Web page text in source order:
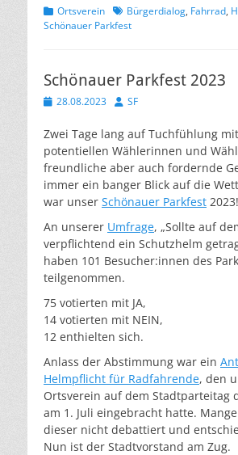
Kategorien
Ortsverein Schlagworte
Bürgerdialog, Fahrrad,
Schönauer Parkfest
Schönauer Parkfest 2023
Veröffentlicht
28.08.2023 Autor
SF
Zwei Tage lang auf Tuchfühlung
potentiellen Wählerinnen und
freundliche aber auch fordernde
immer ein banger Blick auf die
war unser Schönauer Parkfest 2023!
An unserer Umfrage, „Sollte auf
verpflichtend ein Schutzhelm
haben 101 Besucher:innen des
teilgenommen.
75 votierten mit JA,
14 votierten mit NEIN,
12 enthielten sich.
Anlass der Abstimmung war ein
Helmpflicht für Radfahrende, den
Ortsverein auf dem Stadtparteitag
am 1. Juli eingebracht hatte.
dieser nicht debattiert und
Nun ist der Stadtvorstand am Zug.